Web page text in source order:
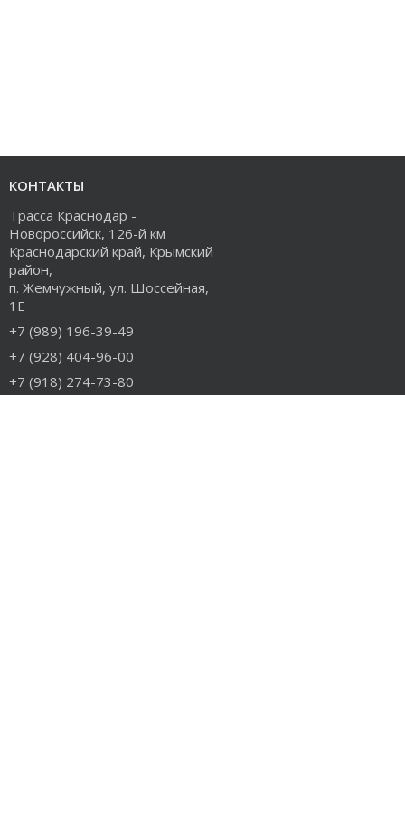
КОНТАКТЫ
Трасса Краснодар -
Новороссийск, 126-й км
Краснодарский край, Крымский
район,
п. Жемчужный, ул. Шоссейная,
1Е
+7 (989) 196-39-49
+7 (928) 404-96-00
+7 (918) 274-73-80